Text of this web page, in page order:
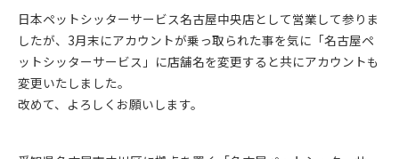
日本ペットシッターサービス名古屋中央店として営業して参りま
したが、3月末にアカウントが乗っ取られた事を気に「名古屋ペ
ットシッターサービス」に店舗名を変更すると共にアカウントも
変更いたしました。
改めて、よろしくお願いします。